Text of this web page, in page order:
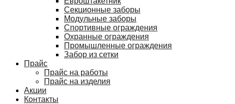
Секционные заборы
Модульные заборы
Спортивные ограждения
Охранные ограждения
Промышленные ограждения
Забор из сетки
Прайс
Прайс на работы
Прайс на изделия
Акции
Контакты